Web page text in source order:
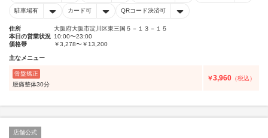
駐車場有 カード可 QRコード決済可
住所
大阪府大阪市淀川区東三国５－１３－１５
本日の営業状況 10:00〜23:00
価格帯
￥3,278〜￥13,200
主なメニュー
骨盤矯正
腰痛整体30分
￥3,960 （税込）
店舗公式